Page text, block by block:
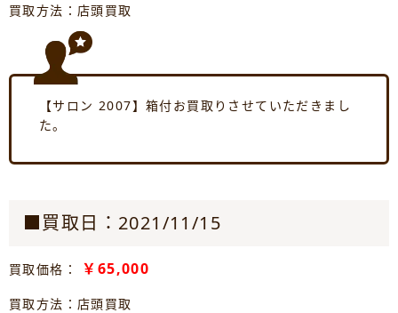
買取方法：店頭買取
【サロン 2007】箱付お買取りさせていただきまし
た。
■買取日：2021/11/15
買取価格： ￥65,000
買取方法：店頭買取